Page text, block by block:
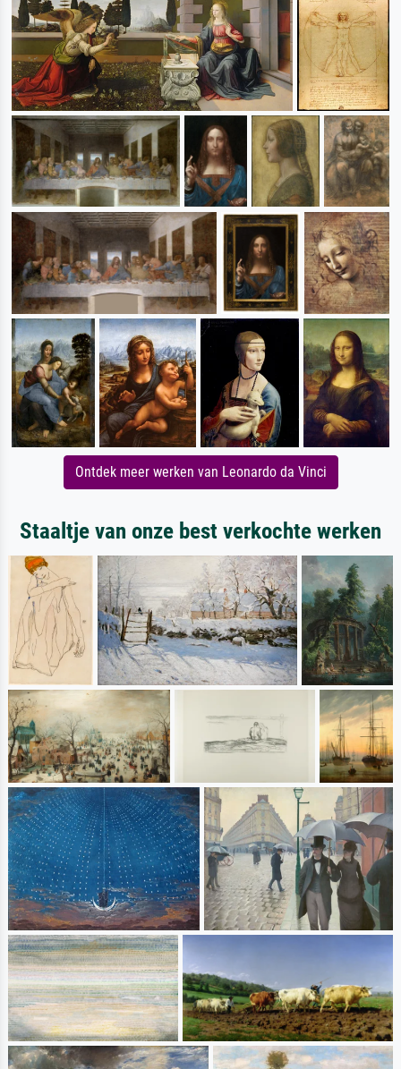
Ontdek meer werken van Leonardo da Vinci
Staaltje van onze best verkochte werken